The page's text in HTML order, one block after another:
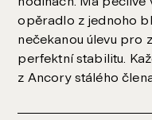
opěradlo z jednoho
nečekanou úlevu pro
perfektní stabilitu.
z Ancory stálého